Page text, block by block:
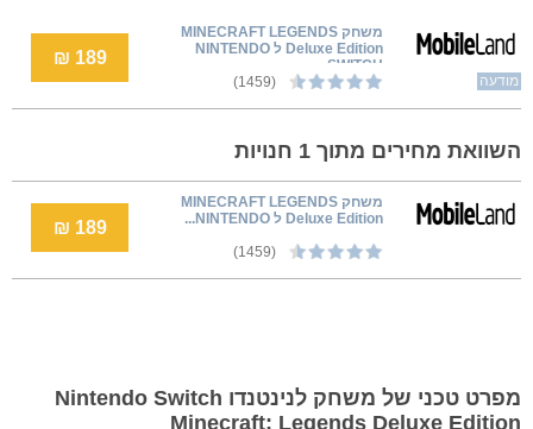
מודעה
משחק MINECRAFT LEGENDS
Deluxe Edition ל NINTENDO
SWITCH
(1459)
189 ₪
השוואת מחירים מתוך 1 חנויות
משחק MINECRAFT LEGENDS
Deluxe Edition ל NINTENDO...
(1459)
189 ₪
מפרט טכני של משחק לנינטנדו Nintendo Switch
Minecraft: Legends Deluxe Edition